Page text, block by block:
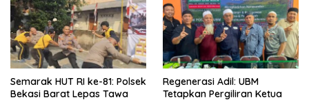
Semarak HUT RI ke-81: Polsek
Bekasi Barat Lepas Tawa
Regenerasi Adil: UBM
Tetapkan Pergiliran Ketua